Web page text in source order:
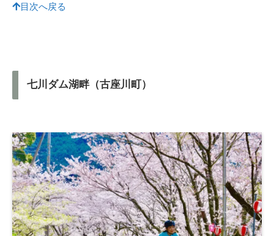
目次へ戻る
七川ダム湖畔（古座川町）